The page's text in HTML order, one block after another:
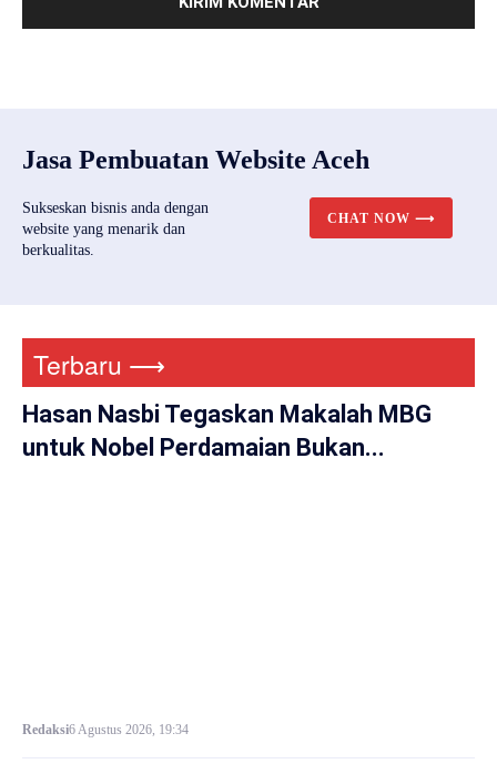
Jasa Pembuatan Website Aceh
Sukseskan bisnis anda dengan
website yang menarik dan
berkualitas.
CHAT NOW ⟶
Terbaru ⟶
Hasan Nasbi Tegaskan Makalah MBG
untuk Nobel Perdamaian Bukan...
Redaksi6 Agustus 2026, 19:34